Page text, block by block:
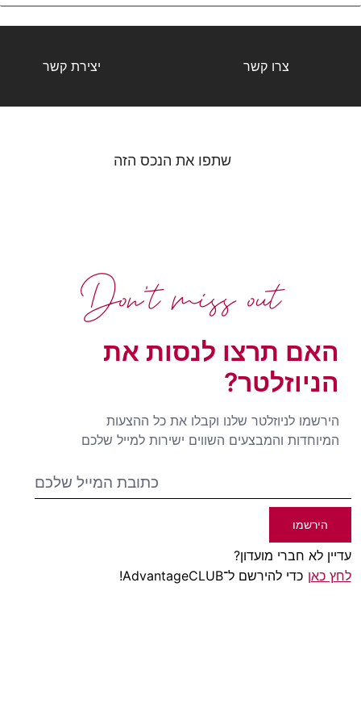
צרו קשר יצירת קשר
שתפו את הנכס הזה
האם תרצו לנסות את
הניוזלטר?
הירשמו לניוזלטר שלנו וקבלו את כל ההצעות
המיוחדות והמבצעים השווים ישירות למייל שלכם
הירשמו
עדיין לא חברי מועדון?
לחץ כאן כדי להירשם ל־AdvantageCLUB!
Don't miss out